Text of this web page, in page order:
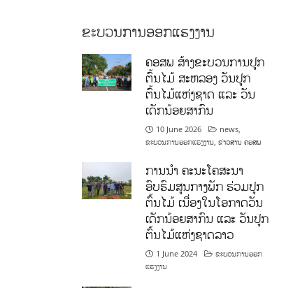
ຂະບວນການອອກແຮງງານ
ຄອສພ ສ້າງຂະບວນການປູກ
ຕົ້ນໄມ້ ສະຫລອງ ວັນປູກ
ຕົ້ນໄມ້ແຫ່ງຊາດ ແລະ ວັນ
ເດັກນ້ອຍສາກົນ
10 June 2026 news,
ຂະບວນການອອກແຮງງານ, ຂ່າວສານ ຄອສພ
ການນໍາ ຄະນະໂຄສະນາ
ອົບຮົມສູນກາງພັກ ຮ່ວມປູກ
ຕົ້ນໄມ້ ເນື່ອງໃນໂອກາດວັນ
ເດັກນ້ອຍສາກົນ ແລະ ວັນປູກ
ຕົ້ນໄມ້ແຫ່ງຊາດລາວ
1 June 2024
ຂະບວນການອອກ
ແຮງງານ